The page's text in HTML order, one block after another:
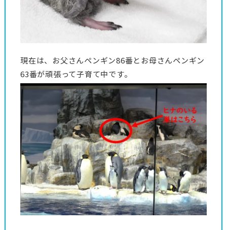
現在は、お父さんペンギン86番とお母さんペンギン
63番が頑張って子育て中です。